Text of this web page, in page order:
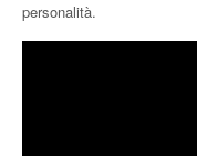
personalità.